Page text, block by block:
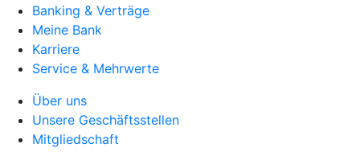
Banking & Verträge
Meine Bank
Karriere
Service & Mehrwerte
Über uns
Unsere Geschäftsstellen
Mitgliedschaft